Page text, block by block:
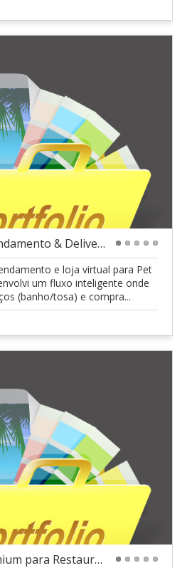
Plataforma de Agendamento & Delivery para Pet Shop
e loja virtual para Pet
um fluxo inteligente onde
(banho/tosa) e compra...
Landing Page Premium para Restaurante Japonês